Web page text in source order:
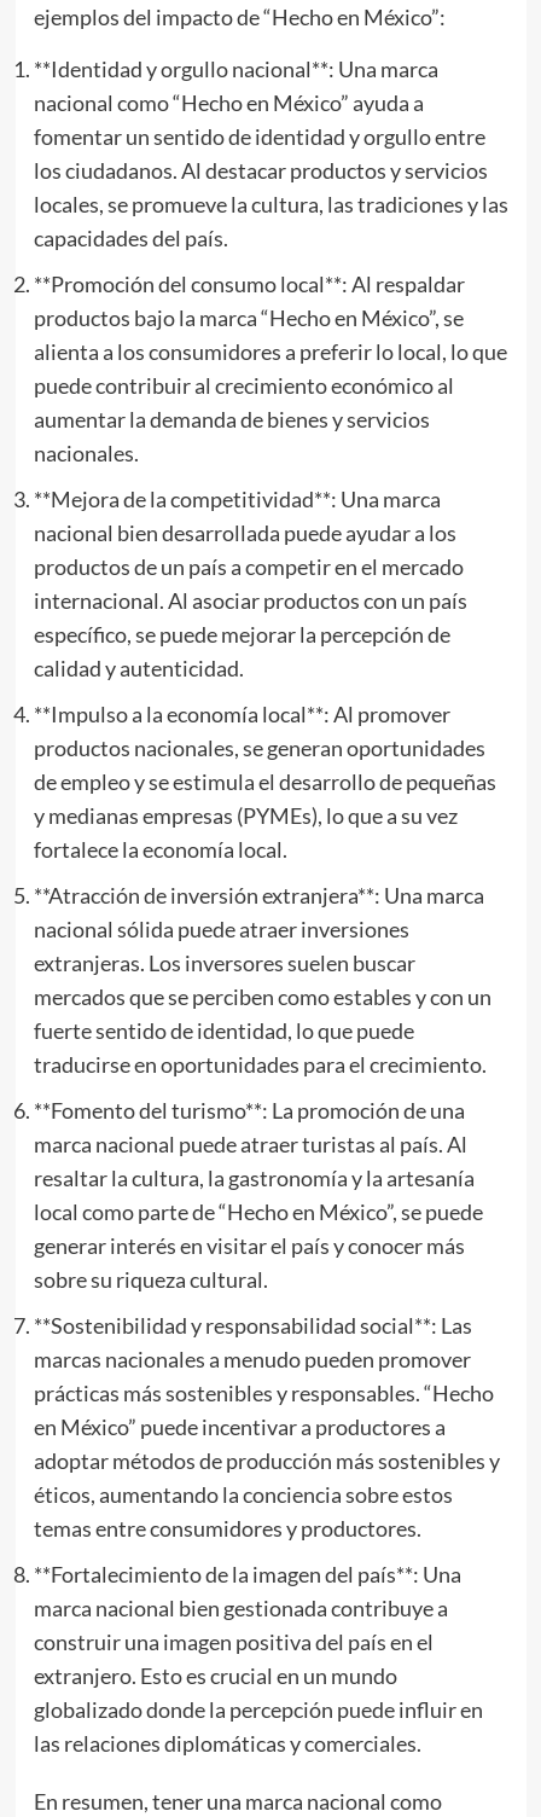
ejemplos del impacto de “Hecho en México”:
**Identidad y orgullo nacional**: Una marca
nacional como “Hecho en México” ayuda a
fomentar un sentido de identidad y orgullo entre
los ciudadanos. Al destacar productos y servicios
locales, se promueve la cultura, las tradiciones y las
capacidades del país.
**Promoción del consumo local**: Al respaldar
productos bajo la marca “Hecho en México”, se
alienta a los consumidores a preferir lo local, lo que
puede contribuir al crecimiento económico al
aumentar la demanda de bienes y servicios
nacionales.
**Mejora de la competitividad**: Una marca
nacional bien desarrollada puede ayudar a los
productos de un país a competir en el mercado
internacional. Al asociar productos con un país
específico, se puede mejorar la percepción de
calidad y autenticidad.
**Impulso a la economía local**: Al promover
productos nacionales, se generan oportunidades
de empleo y se estimula el desarrollo de pequeñas
y medianas empresas (PYMEs), lo que a su vez
fortalece la economía local.
**Atracción de inversión extranjera**: Una marca
nacional sólida puede atraer inversiones
extranjeras. Los inversores suelen buscar
mercados que se perciben como estables y con un
fuerte sentido de identidad, lo que puede
traducirse en oportunidades para el crecimiento.
**Fomento del turismo**: La promoción de una
marca nacional puede atraer turistas al país. Al
resaltar la cultura, la gastronomía y la artesanía
local como parte de “Hecho en México”, se puede
generar interés en visitar el país y conocer más
sobre su riqueza cultural.
**Sostenibilidad y responsabilidad social**: Las
marcas nacionales a menudo pueden promover
prácticas más sostenibles y responsables. “Hecho
en México” puede incentivar a productores a
adoptar métodos de producción más sostenibles y
éticos, aumentando la conciencia sobre estos
temas entre consumidores y productores.
**Fortalecimiento de la imagen del país**: Una
marca nacional bien gestionada contribuye a
construir una imagen positiva del país en el
extranjero. Esto es crucial en un mundo
globalizado donde la percepción puede influir en
las relaciones diplomáticas y comerciales.
En resumen, tener una marca nacional como